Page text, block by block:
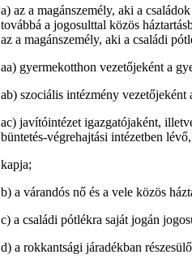
a) az a magánszemély, aki a
továbbá a jogosulttal közös
az a magánszemély, aki a családi
aa) gyermekotthon vezetőjeként a
ab) szociális intézmény
ac) javítóintézet igazgatójaként,
büntetés-végrehajtási intézetben
kapja;
b) a várandós nő és a vele közös
c) a családi pótlékra saját jogán
d) a rokkantsági járadékban